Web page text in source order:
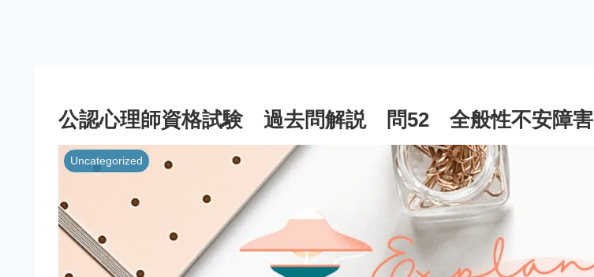
公認心理師資格試験 過去問解説 問52 全般性不安障害
Uncategorized